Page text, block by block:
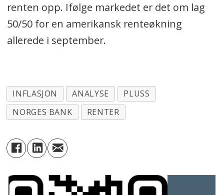
renten opp. Ifølge markedet er det om lag
50/50 for en amerikansk renteøkning
allerede i september.
INFLASJON ANALYSE
PLUSS
NORGES BANK
RENTER